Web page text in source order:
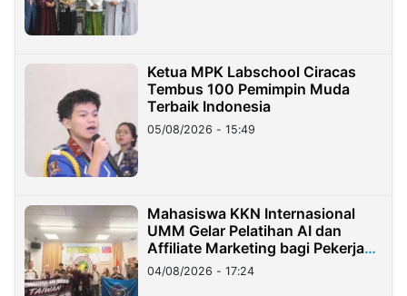
Ketua MPK Labschool Ciracas
Tembus 100 Pemimpin Muda
Terbaik Indonesia
05/08/2026 - 15:49
Mahasiswa KKN Internasional
UMM Gelar Pelatihan AI dan
Affiliate Marketing bagi Pekerja
Migran Indonesia di Taiwan
04/08/2026 - 17:24